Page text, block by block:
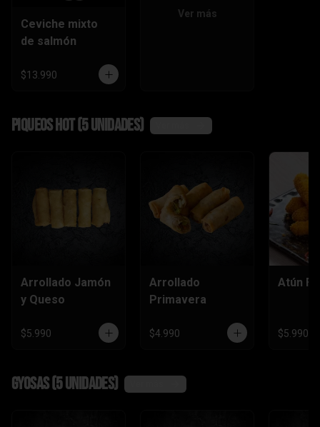
Ceviche mixto
de salmón
$13.990
Ver más
Piqueos hot (5 unidades)
Arrollado Jamón
y Queso
$5.990
Arrollado
Primavera
$4.990
Atún
$5.990
Gyosas (5 unidades)